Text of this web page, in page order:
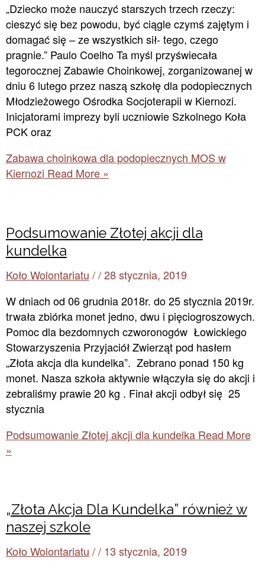
„Dziecko może nauczyć starszych trzech rzeczy:
cieszyć się bez powodu, być ciągle czymś zajętym i
domagać się – ze wszystkich sił- tego, czego
pragnie.” Paulo Coelho Ta myśl przyświecała
tegorocznej Zabawie Choinkowej, zorganizowanej w
dniu 6 lutego przez naszą szkołę dla podopiecznych
Młodzieżowego Ośrodka Socjoterapii w Kiernozi.
Inicjatorami imprezy byli uczniowie Szkolnego Koła
PCK oraz
Zabawa choinkowa dla podopiecznych MOS w
Kiernozi Read More »
Podsumowanie Złotej akcji dla
kundelka
Koło Wolontariatu //28 stycznia, 2019
W dniach od 06 grudnia 2018r. do 25 stycznia 2019r.
trwała zbiórka monet jedno, dwu i pięciogroszowych.
Pomoc dla bezdomnych czworonogów Łowickiego
Stowarzyszenia Przyjaciół Zwierząt pod hasłem
„Złota akcja dla kundelka”. Zebrano ponad 150 kg
monet. Nasza szkoła aktywnie włączyła się do akcji i
zebraliśmy prawie 20 kg . Finał akcji odbył się 25
stycznia
Podsumowanie Złotej akcji dla kundelkaRead More
»
„Złota Akcja Dla Kundelka” również w
naszej szkole
Koło Wolontariatu // 13 stycznia, 2019